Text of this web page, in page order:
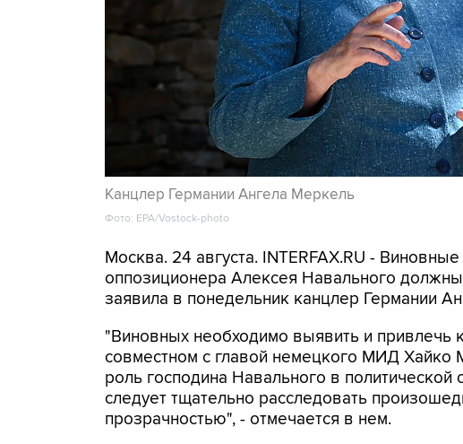
Канцлер Германии Ангела Меркель
Фото: EPA/Vostock-photo
Москва. 24 августа. INTERFAX.RU -
оппозиционера Алексея Навального
заявила в понедельник канцлер Германии
"Виновных необходимо выявить и привлечь
совместном с главой немецкого МИД Хайко
роль господина Навального в политической
следует тщательно расследовать
прозрачностью", - отмечается в нем.